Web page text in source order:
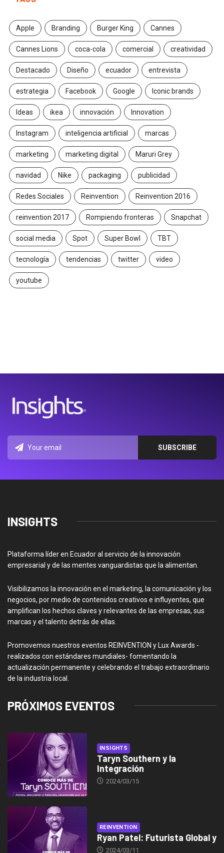
Apple Branding Burger King Cannes
Cannes Lions coca-cola comercial creatividad
Destacado Diseño ecuador entrevista
estrategia Facebook Google Iconic brands
Ideas ikea innovación Innovation
Instagram inteligencia artificial marcas
marketing marketing digital Maruri Grey
navidad Nike packaging publicidad
Redes Sociales Reinvention Reinvention 2016
reinvention 2017 Rompiendo fronteras Snapchat
social media Spot Super Bowl TBT
tecnología tendencias twitter video
youtube
INSIGHTS
Plataforma líder en Ecuador al servicio de la innovación
empresarial y de las mentes vanguardistas que la alimentan.
Visibilizamos la innovación en el marketing, la comunicación y los
negocios, por medio de contenidos creativos e influyentes, que
amplifican los hechos claves y relevantes de las empresas, sus
marcas y el talento detrás de ellas.
Promovemos nuestros eventos REINVENTION y Lux Awards -
realizados con estándares mundiales- fomentando la
actualización permanente y celebrando el trabajo extraordinario
de la industria local.
PRÓXIMOS EVENTOS
INSIGHTS
Taryn Southern y la
Integración
2024/03/15
REINVENTION
Ryan Patel: Futurista Global y
2024/03/11